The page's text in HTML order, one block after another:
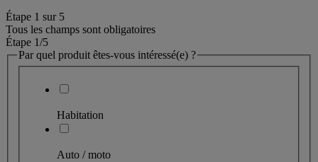
Étape 1 sur 5
Tous les champs sont obligatoires
Étape 1/5
Par quel produit êtes-vous intéressé(e) ?
Habitation
Auto / moto